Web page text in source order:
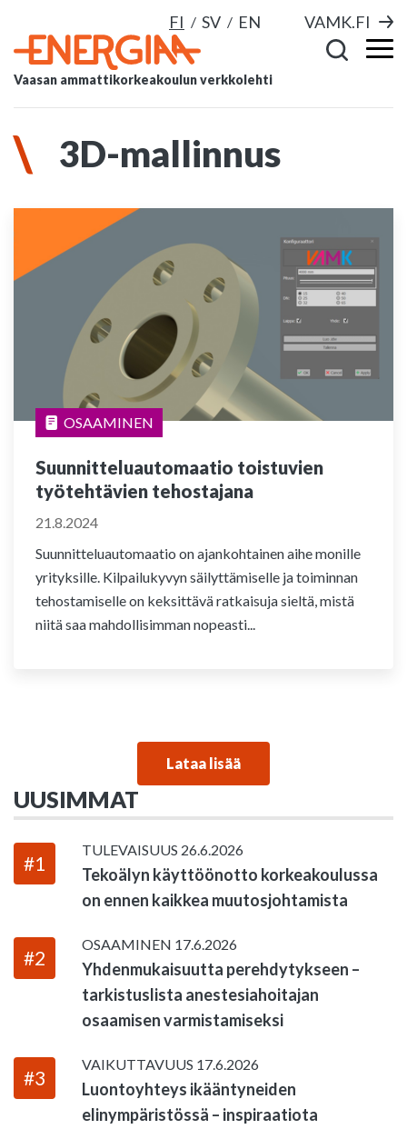
FI SV EN VAMK.FI
Vaasan ammattikorkeakoulun verkkolehti
3D-mallinnus
OSAAMINEN
Suunnitteluautomaatio toistuvien
työtehtävien tehostajana
21.8.2024
Suunnitteluautomaatio on ajankohtainen aihe monille
yrityksille. Kilpailukyvyn säilyttämiselle ja toiminnan
tehostamiselle on keksittävä ratkaisuja sieltä, mistä
niitä saa mahdollisimman nopeasti...
Lataa lisää
UUSIMMAT
#1
TULEVAISUUS 26.6.2026
Tekoälyn käyttöönotto korkeakoulussa
on ennen kaikkea muutosjohtamista
#2
OSAAMINEN 17.6.2026
Yhdenmukaisuutta perehdytykseen –
tarkistuslista anestesiahoitajan
osaamisen varmistamiseksi
#3
VAIKUTTAVUUS 17.6.2026
Luontoyhteys ikääntyneiden
elinympäristössä – inspiraatiota